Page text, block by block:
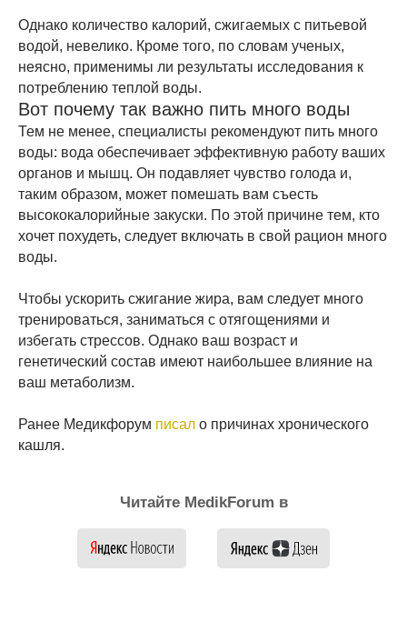
Однако количество калорий, сжигаемых с питьевой
водой, невелико. Кроме того, по словам ученых,
неясно, применимы ли результаты исследования к
потреблению теплой воды.
Вот почему так важно пить много воды
Тем не менее, специалисты рекомендуют пить много
воды: вода обеспечивает эффективную работу ваших
органов и мышц. Он подавляет чувство голода и,
таким образом, может помешать вам съесть
высококалорийные закуски. По этой причине тем, кто
хочет похудеть, следует включать в свой рацион много
воды.
Чтобы ускорить сжигание жира, вам следует много
тренироваться, заниматься с отягощениями и
избегать стрессов. Однако ваш возраст и
генетический состав имеют наибольшее влияние на
ваш метаболизм.
Ранее Медикфорум писал о причинах хронического
кашля.
Читайте MedikForum в